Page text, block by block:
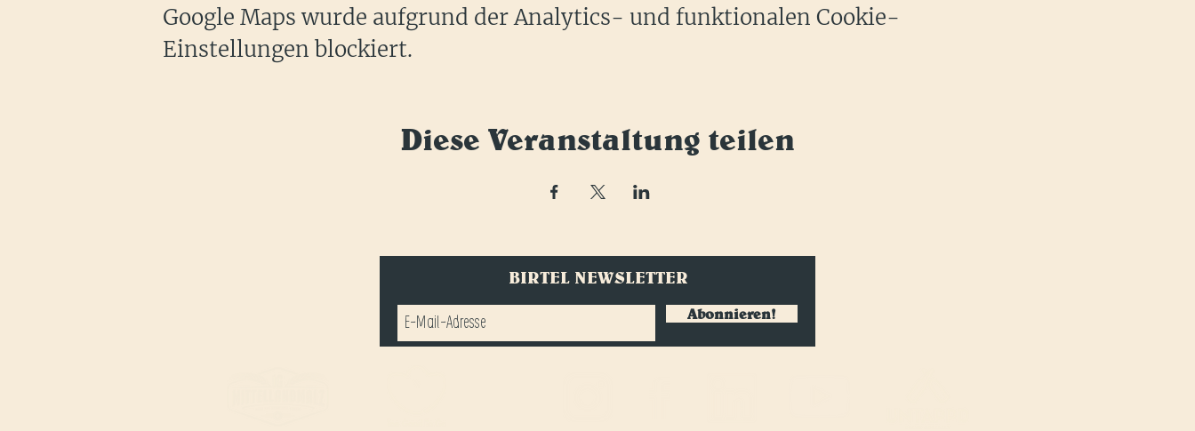
Google Maps wurde aufgrund der Analytics- und funktionalen Cookie-
Einstellungen blockiert.
Diese Veranstaltung teilen
BIRTEL NEWSLETTER
Abonnieren!